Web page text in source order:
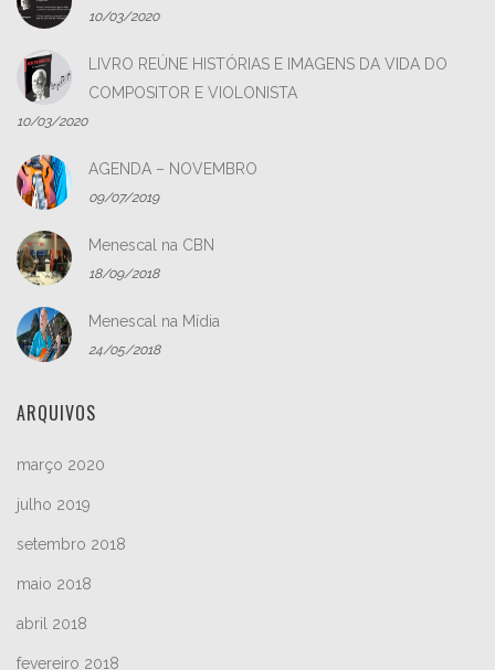
10/03/2020
LIVRO REÚNE HISTÓRIAS E IMAGENS DA VIDA DO
COMPOSITOR E VIOLONISTA
10/03/2020
AGENDA – NOVEMBRO
09/07/2019
Menescal na CBN
18/09/2018
Menescal na Mídia
24/05/2018
ARQUIVOS
março 2020
julho 2019
setembro 2018
maio 2018
abril 2018
fevereiro 2018